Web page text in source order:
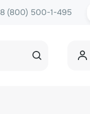
8 (800) 500-1-495